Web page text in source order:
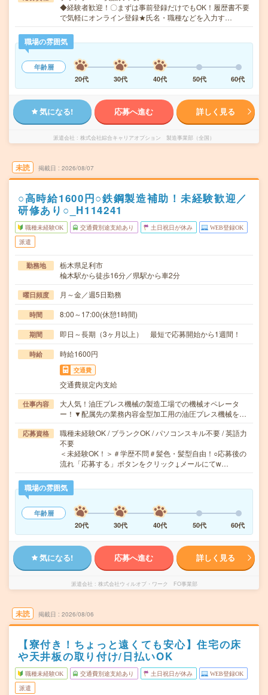
◆経験者歓迎！〇まずは事前登録だけでもOK！履歴書不要
で気軽にオンライン登録★氏名・職種などを入力す…
職場の雰囲気
年齢層
20代
30代 40代 50代 60代
気になる! 応募へ進む 詳しく見る
派遣会社 株式会社綜合キャリアオプション 製造事業部（全国）
未読 掲載日 2026/08/07
○高時給1600円○鉄鋼製造補助！未経験歓迎／
研修あり○_H114241
職種未経験OK 交通費別途支給あり 土日祝日が休み WEB登録OK
派遣
勤務地
栃木県足利市
楡木駅から徒歩16分／県駅から車2分
曜日頻度 月～金／週5日勤務
時間 8:00～17:00(休憩1時間)
期間 即日～長期（3ヶ月以上） 最短で応募開始から1週間！
時給 時給1600円
交通費
交通費規定内支給
仕事内容
大人気！油圧プレス機械の製造工場での機械オペレータ
ー！▼配属先の業務内容金型加工用の油圧プレス機械を…
応募資格
職種未経験OK / ブランクOK / パソコンスキル不要 / 英語力
不要
＜未経験OK！＞＃学歴不問＃髪色・髪型自由！○応募後の
流れ「応募する」ボタンをクリック↓メールにてw…
職場の雰囲気
年齢層
20代
30代 40代 50代 60代
気になる! 応募へ進む 詳しく見る
派遣会社 株式会社ウィルオブ・ワーク FO事業部
未読 掲載日 2026/08/06
【寮付き！ちょっと遠くても安心】住宅の床
や天井板の取り付け/日払いOK
職種未経験OK 交通費別途支給あり 土日祝日が休み WEB登録OK
派遣